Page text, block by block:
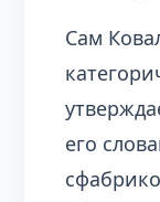
Сам
его